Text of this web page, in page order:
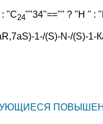
"C24""34"=="" ? "H " :
1-/(S)-N-/(S)-1-